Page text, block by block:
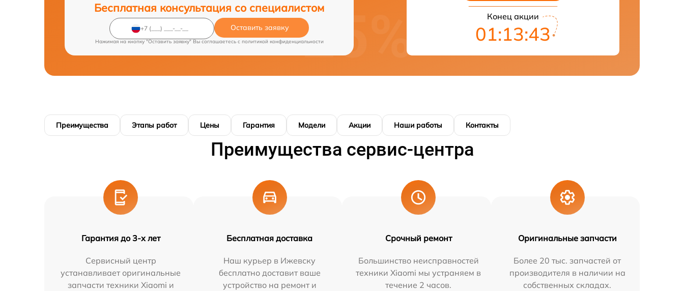
Бесплатная консультация со специалистом
Оставить заявку
Нажимая на кнопку "Оставить заявку" Вы соглашаетесь c политикой конфиденциальности
Конец акции
01:13:42
Преимущества Этапы работ Цены Гарантия Модели Акции Наши работы Контакты
Преимущества сервис-центра
Гарантия до 3-х лет
Сервисный центр
устанавливает оригинальные
запчасти техники Xiaomi и
Бесплатная доставка
Наш курьер в Ижевску
бесплатно доставит ваше
устройство на ремонт и
Срочный ремонт
Большинство неисправностей
техники Xiaomi мы устраняем в
течение 2 часов.
Оригинальные запчасти
Более 20 тыс. запчастей от
производителя в наличии на
собственных складах.